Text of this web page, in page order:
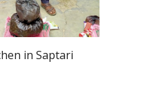
in Saptari